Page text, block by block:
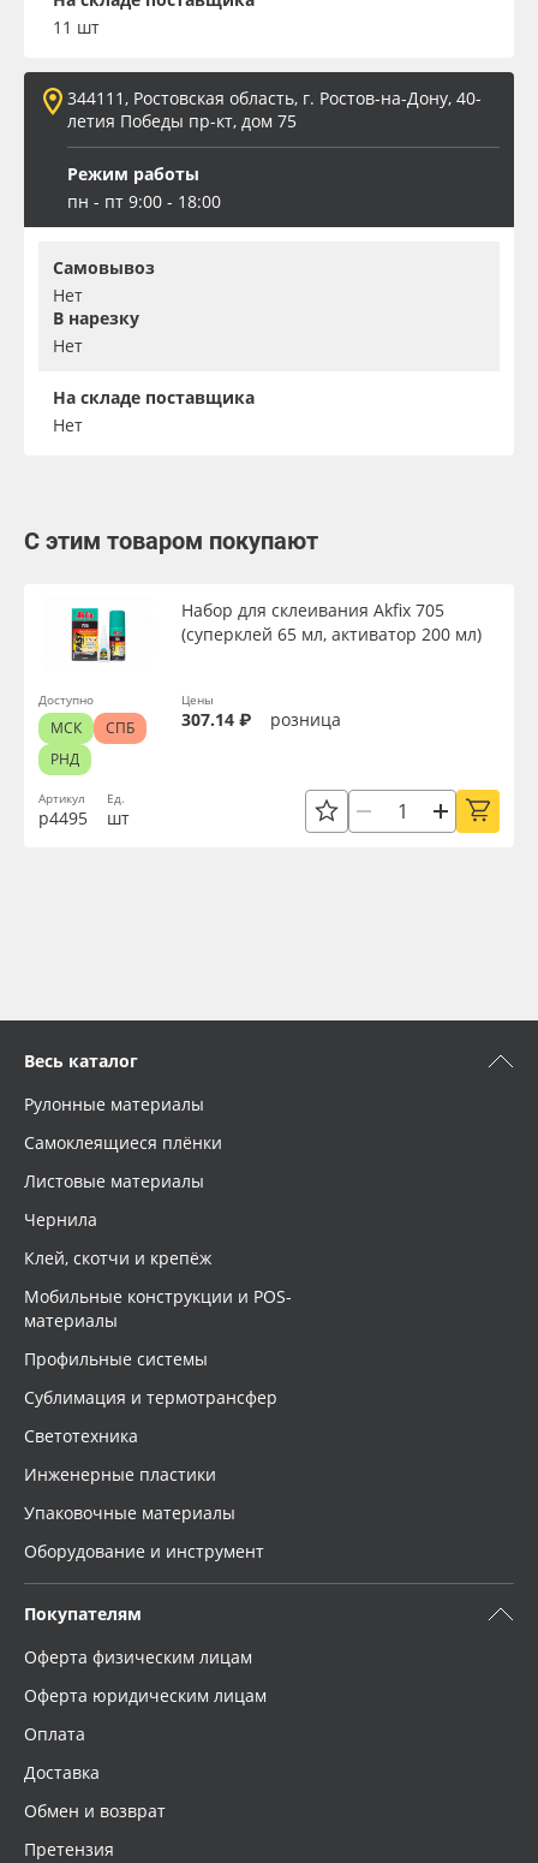
11 шт
344111, Ростовская область, г. Ростов-на-Дону, 40-
летия Победы пр-кт, дом 75
Режим работы
пн - пт 9:00 - 18:00
Самовывоз
Нет
В нарезку
Нет
На складе поставщика
Нет
С этим товаром покупают
Артикул
р4495
Набор для склеивания Akfix 705
(суперклей 65 мл, активатор 200 мл)
Ед.
шт
Цены
307.14 ₽ розница
Доступно
МСК
СПБ
РНД
Весь каталог
Рулонные материалы
Самоклеящиеся плёнки
Листовые материалы
Чернила
Клей, скотчи и крепёж
Мобильные конструкции и POS-
материалы
Профильные системы
Сублимация и термотрансфер
Светотехника
Инженерные пластики
Упаковочные материалы
Оборудование и инструмент
Покупателям
Оферта физическим лицам
Оферта юридическим лицам
Оплата
Доставка
Обмен и возврат
Претензия